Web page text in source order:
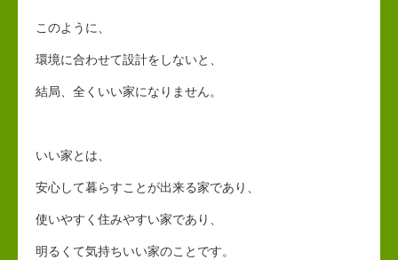
このように、
環境に合わせて設計をしないと、
結局、全くいい家になりません。
いい家とは、
安心して暮らすことが出来る家であり、
使いやすく住みやすい家であり、
明るくて気持ちいい家のことです。